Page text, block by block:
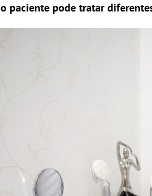
o paciente pode tratar